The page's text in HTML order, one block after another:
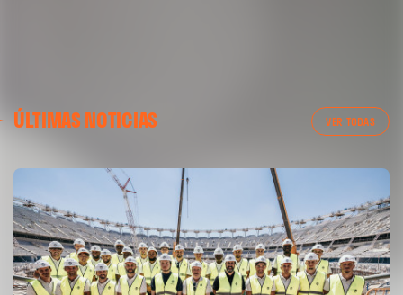
ÚLTIMAS NOTICIAS VER TODAS